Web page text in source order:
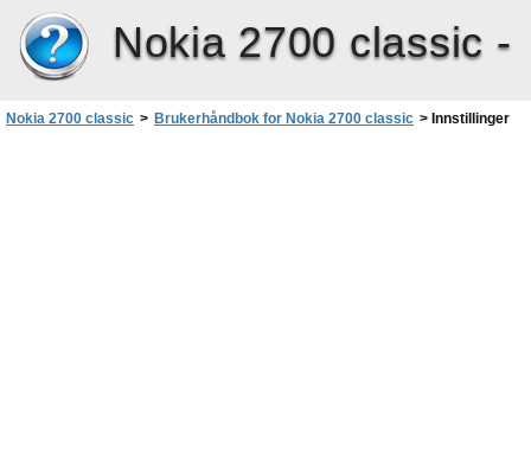
Nokia 2700 classic -
Nokia 2700 classic > Brukerhåndbok for Nokia 2700 classic > Innstillinger